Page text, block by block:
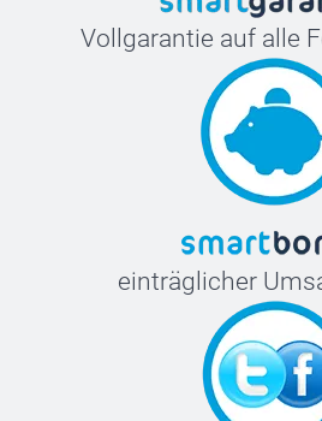
Vollgarantie auf alle
einträglicher